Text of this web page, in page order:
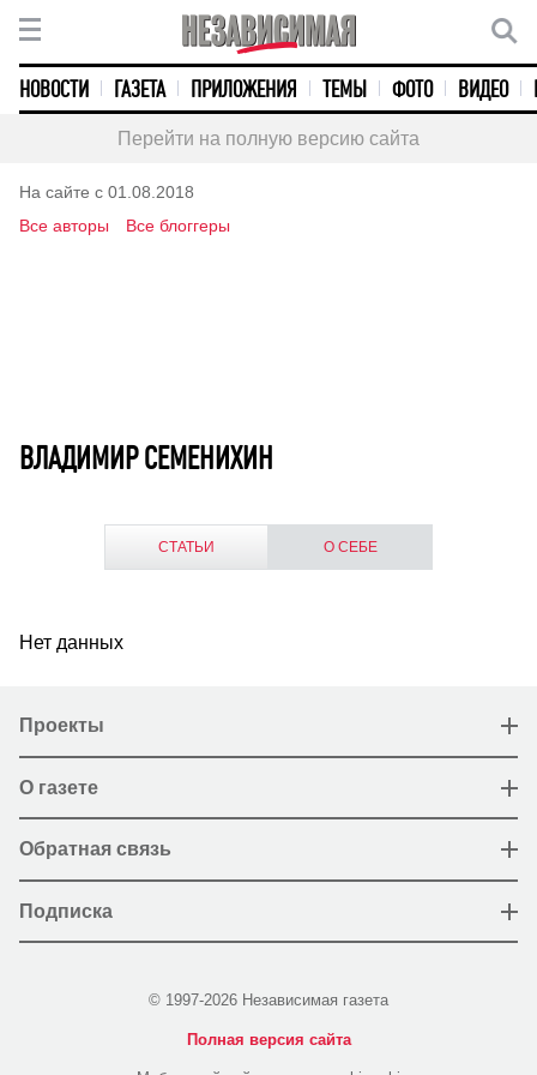
НОВОСТИ ГАЗЕТА ПРИЛОЖЕНИЯ ТЕМЫ ФОТО ВИДЕО
Перейти на полную версию сайта
На сайте с 01.08.2018
Все авторы
Все блоггеры
ВЛАДИМИР СЕМЕНИХИН
СТАТЬИ О СЕБЕ
Нет данных
Проекты
О газете
Обратная связь
Подписка
© 1997-2026 Независимая газета
Полная версия сайта